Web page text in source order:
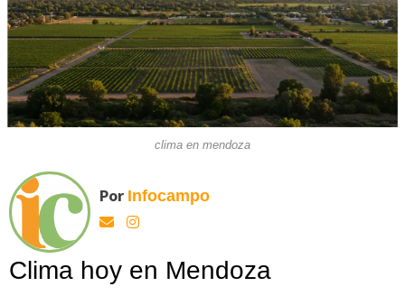
clima en mendoza
Por Infocampo
Clima hoy en Mendoza